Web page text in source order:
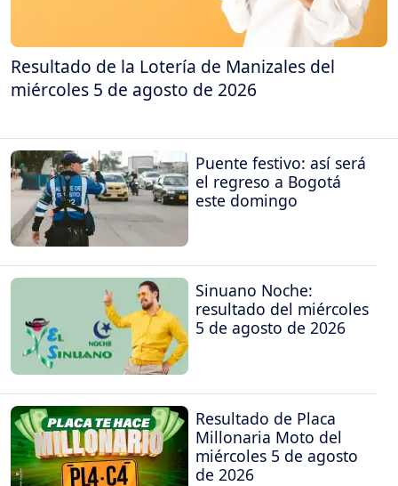
Resultado de la Lotería de Manizales del
miércoles 5 de agosto de 2026
Puente festivo: así será
el regreso a Bogotá
este domingo
Sinuano Noche:
resultado del miércoles
5 de agosto de 2026
Resultado de Placa
Millonaria Moto del
miércoles 5 de agosto
de 2026